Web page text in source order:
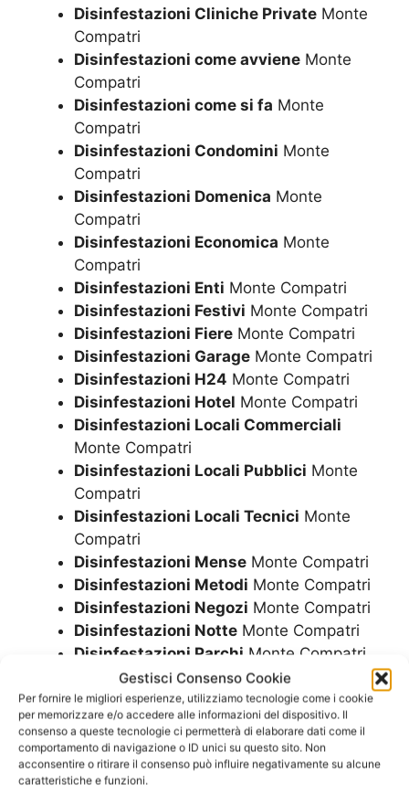
Gestisci Consenso Cookie
Per fornire le migliori esperienze, utilizziamo tecnologie come i cookie
per memorizzare e/o accedere alle informazioni del dispositivo. Il
consenso a queste tecnologie ci permetterà di elaborare dati come il
comportamento di navigazione o ID unici su questo sito. Non
acconsentire o ritirare il consenso può influire negativamente su alcune
caratteristiche e funzioni.
Disinfestazioni Cliniche Private Monte
Compatri
Disinfestazioni come avviene Monte
Compatri
Disinfestazioni come si fa Monte
Compatri
Disinfestazioni Condomini Monte
Compatri
Disinfestazioni Domenica Monte
Compatri
Disinfestazioni Economica Monte
Compatri
Disinfestazioni Enti Monte Compatri
Disinfestazioni Festivi Monte Compatri
Disinfestazioni Fiere Monte Compatri
Disinfestazioni Garage Monte Compatri
Disinfestazioni H24 Monte Compatri
Disinfestazioni Hotel Monte Compatri
Disinfestazioni Locali Commerciali
Monte Compatri
Disinfestazioni Locali Pubblici Monte
Compatri
Disinfestazioni Locali Tecnici Monte
Compatri
Disinfestazioni Mense Monte Compatri
Disinfestazioni Metodi Monte Compatri
Disinfestazioni Negozi Monte Compatri
Disinfestazioni Notte Monte Compatri
Disinfestazioni Parchi Monte Compatri
Disinfestazioni ParcoMonte Compatri
Disinfestazioni PubMonte Compatri
Disinfestazioni ResidenceMonte
Compatri
Disinfestazioni RistoranteMonte